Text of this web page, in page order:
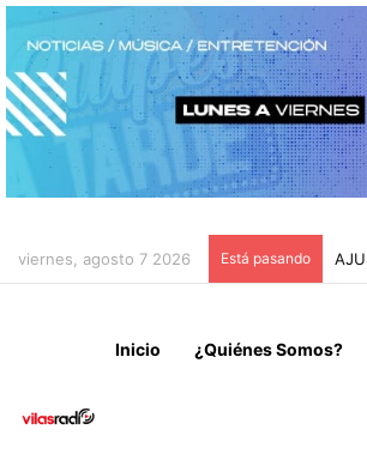
viernes, agosto 7 2026 Está pasando
Inicio ¿Quiénes Somos?